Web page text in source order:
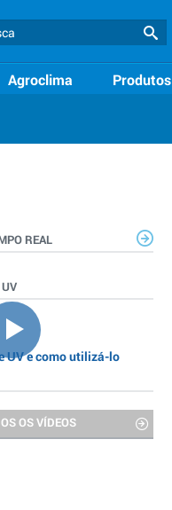
Agroclima Produtos
REAL
UV e como utilizá-lo
OS VÍDEOS